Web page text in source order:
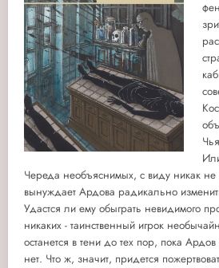
Череда необъяснимых, с виду никак не
вынуждает Ардова радикально
Удастся ли ему обыграть невидимого
никаких - таинственный игрок
останется в тени до тех пор, пока
нет. Что ж, значит, придется